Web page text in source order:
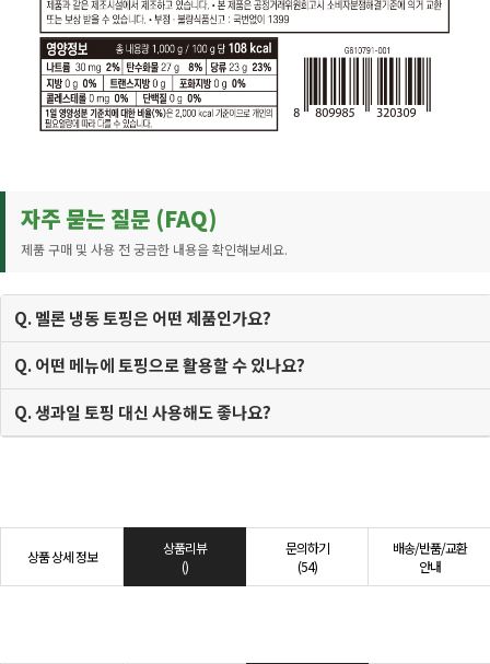
자주 묻는 질문 (FAQ)
제품 구매 및 사용 전 궁금한 내용을 확인해보세요.
Q. 멜론 냉동 토핑은 어떤 제품인가요?
Q. 어떤 메뉴에 토핑으로 활용할 수 있나요?
Q. 생과일 토핑 대신 사용해도 좋나요?
상품 상세 정보
상품리뷰
()
문의하기
(54)
배송/반품/교환
안내